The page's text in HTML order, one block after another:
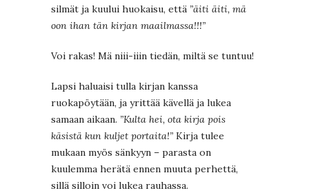
silmät ja kuului huokaisu, että ”äiti äiti, mä
oon ihan tän kirjan maailmassa!!!”
Voi rakas! Mä niii-iiin tiedän, miltä se tuntuu!
Lapsi haluaisi tulla kirjan kanssa
ruokapöytään, ja yrittää kävellä ja lukea
samaan aikaan. ”Kulta hei, ota kirja pois
käsistä kun kuljet portaita!” Kirja tulee
mukaan myös sänkyyn – parasta on
kuulemma herätä ennen muuta perhettä,
sillä silloin voi lukea rauhassa.